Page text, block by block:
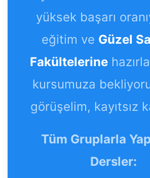
yüksek başarı
eğitim ve Güzel
Fakültelerine
kursumuza
görüşelim, kayıtsız
Tüm Gruplarla
Dersler: